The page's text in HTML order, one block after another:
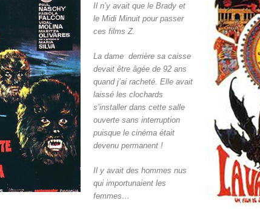
Il n’y avait que le Brady et
le Midi Minuit pour passer
ces films Z.
La dame derrière sa caisse
devait être âgée de 92 ans
quand j’ai racheté.Elle avait
laissé les clochards
s’installer dans cette salle
ouverte sans interruption
puisque le cinéma était
devenu permanent !
Il y avait des hommes nus
qui importunaient les
femmes…